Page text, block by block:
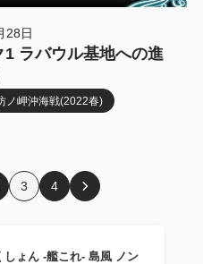
28日
1 ラバウル基地への進
ノ岬沖海戦(2022春)
3 4
しょん ‐艦これ‐ 島風 ノン